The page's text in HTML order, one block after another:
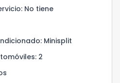
: No tiene
: Minisplit
: 2